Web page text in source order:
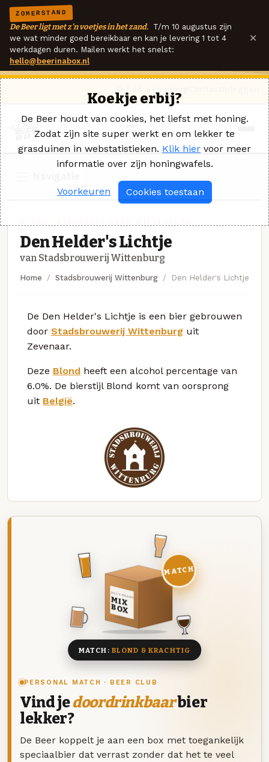
ZOMERSTAND
De Beer ligt met z'n voetjes in het zand. T/m 10 augustus zijn
we wat minder goed bereikbaar en kan je levering 1 tot 4
werkdagen duren. Mailen werkt het snelst:
hello@beerinabox.nl
×
Den Helder's Lichtje
van Stadsbrouwerij Wittenburg
Home Stadsbrouwerij Wittenburg Den Helder's Lichtje
De Den Helder's Lichtje is een bier gebrouwen
door Stadsbrouwerij Wittenburg uit
Zevenaar.
Deze Blond heeft een alcohol percentage van
6.0%. De bierstijl Blond komt van oorsprong
uit België.
PERSONAL MATCH · BEER CLUB
Vind jedoordrinkbaarbier
lekker?
De Beer koppelt je aan een box met toegankelijk
speciaalbier dat verrast zonder dat het te veel
DEZE MAAND
MIX
BOX
8 BIEREN
MATCH
MATCH: BLOND & KRACHTIG
Koekje erbij?
De Beer houdt van cookies, het liefst met honing.
Zodat zijn site super werkt en om lekker te
grasduinen in webstatistieken. Klik hier voor meer
informatie over zijn honingwafels.
Voorkeuren Cookies toestaan